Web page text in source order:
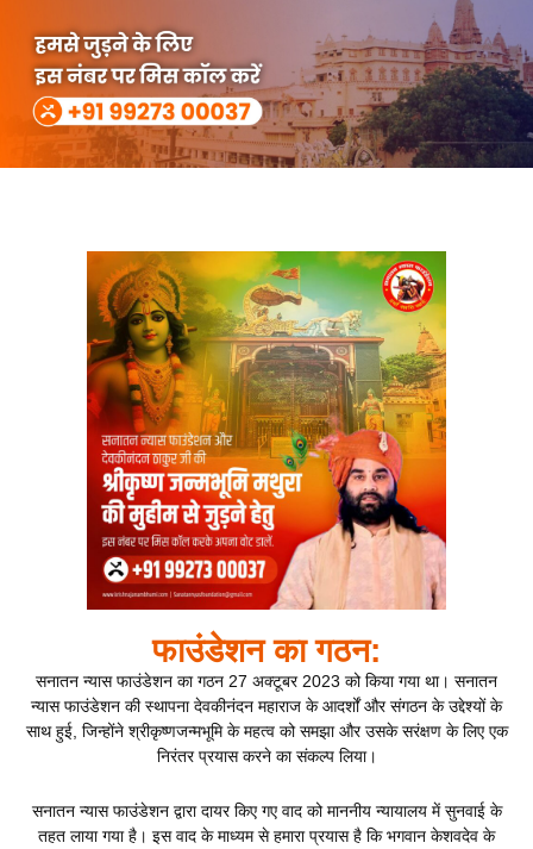
फाउंडेशन का गठन:
सनातन न्यास फाउंडेशन का गठन 27 अक्टूबर 2023 को किया गया था। सनातन
न्यास फाउंडेशन की स्थापना देवकीनंदन महाराज के आदर्शों और संगठन के उद्देश्यों के
साथ हुई, जिन्होंने श्रीकृष्णजन्मभूमि के महत्व को समझा और उसके सरंक्षण के लिए एक
निरंतर प्रयास करने का संकल्प लिया।
सनातन न्यास फाउंडेशन द्वारा दायर किए गए वाद को माननीय न्यायालय में सुनवाई के
तहत लाया गया है। इस वाद के माध्यम से हमारा प्रयास है कि भगवान केशवदेव के